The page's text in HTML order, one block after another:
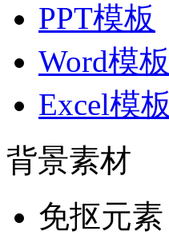
PPT模板
Word模板
Excel模板
背景素材
免抠元素